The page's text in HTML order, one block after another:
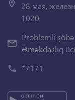
28 мая,
1020
Problemli
Əməkdaşlıq
*7171